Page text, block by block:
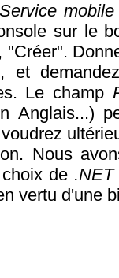
Service mobile
sur le
et
Le champ
Anglais...)
Nous
de .NET
vertu d'une